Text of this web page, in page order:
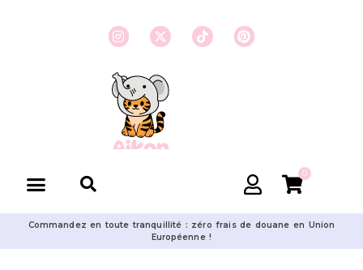
0
Commandez en toute tranquillité : zéro frais de douane en Union
Européenne !